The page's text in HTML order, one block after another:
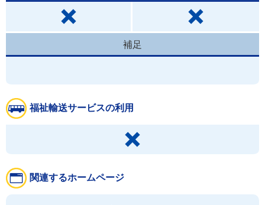
補足
福祉輸送サービスの利用
関連するホームページ